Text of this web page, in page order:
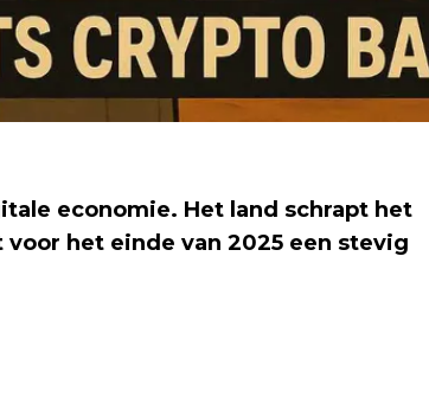
economie. Het land schrapt het
het einde van 2025 een stevig